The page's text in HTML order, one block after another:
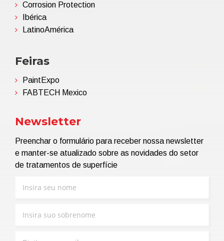
Corrosion Protection
Ibérica
LatinoAmérica
Feiras
PaintExpo
FABTECH Mexico
Newsletter
Preenchar o formulário para receber nossa newsletter
e manter-se atualizado sobre as novidades do setor
de tratamentos de superfície